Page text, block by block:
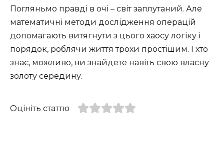
Погляньмо правді в очі – світ заплутаний. Але
математичні методи дослідження операцій
допомагають витягнути з цього хаосу логіку і
порядок, роблячи життя трохи простішим. І хто
знає, можливо, ви знайдете навіть свою власну
золоту середину.
Оцініть статтю